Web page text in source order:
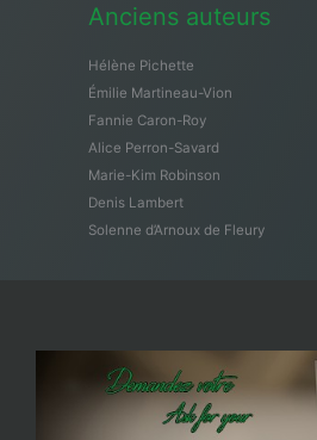
Anciens auteurs
Hélène Pichette
Émilie Martineau-Vion
Fannie Caron-Roy
Alice Perron-Savard
Marie-Kim Robinson
Denis Lambert
Solenne d’Arnoux de Fleury